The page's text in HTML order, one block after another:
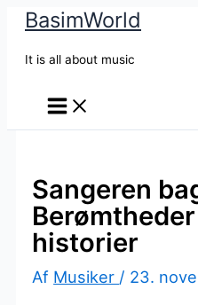
BasimWorld
It is all about music
Sangeren
historier
Af Musiker / 23.